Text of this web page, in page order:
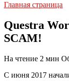
Главная страница
Questra
SCAM!
На чтение 2 мин
C июня 2017